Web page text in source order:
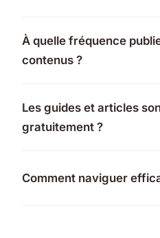
À quelle fréquence
contenus ?
Les guides et articles
gratuitement ?
Comment naviguer